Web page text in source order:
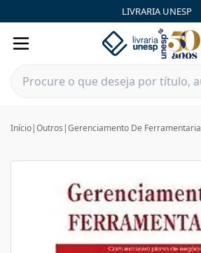
LIVRARIA UNESP
Início|Outros |Gerenciamento De Ferramentaria